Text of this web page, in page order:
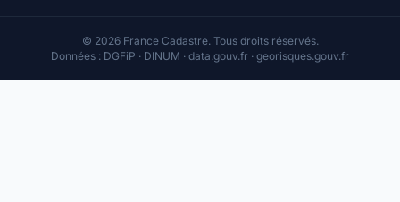
© 2026 France Cadastre. Tous droits réservés.
Données : DGFiP · DINUM · data.gouv.fr · georisques.gouv.fr